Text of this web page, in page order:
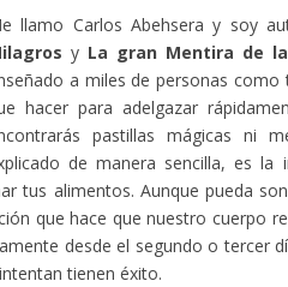
llamo Carlos Abehsera y soy
y La gran Mentira de
a miles de personas
hacer para adelgazar
pastillas mágicas ni
de manera sencilla, es la
tus alimentos. Aunque pueda
que hace que nuestro cuerpo
desde el segundo o tercer
tienen éxito.